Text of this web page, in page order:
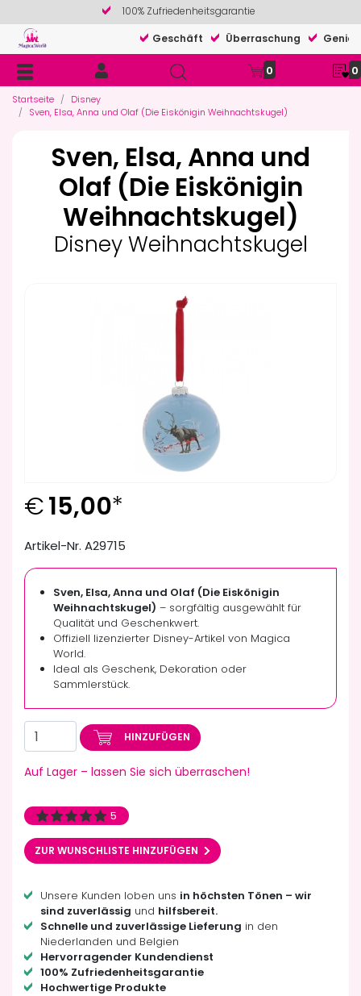
100% Zufriedenheitsgarantie
Geschäft
Überraschung
0 0
Startseite
Disney
Sven, Elsa, Anna und Olaf (Die Eiskönigin Weihnachtskugel)
Sven, Elsa, Anna und
Olaf (Die Eiskönigin
Weihnachtskugel)
Disney Weihnachtskugel
€15,00*
Artikel-Nr. A29715
Sven, Elsa, Anna und Olaf (Die Eiskönigin
Weihnachtskugel) – sorgfältig ausgewählt für
Qualität und Geschenkwert.
Offiziell lizenzierter Disney-Artikel von Magica
World.
Ideal als Geschenk, Dekoration oder
Sammlerstück.
HINZUFÜGEN
Auf Lager – lassen Sie sich überraschen!
5
ZUR WUNSCHLISTE HINZUFÜGEN
Unsere Kunden loben uns in höchsten Tönen – wir
sind zuverlässig und hilfsbereit.
Schnelle und zuverlässige Lieferung in den
Niederlanden und Belgien
Hervorragender Kundendienst
100% Zufriedenheitsgarantie
Hochwertige Produkte